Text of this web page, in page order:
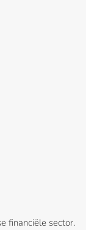
financiële sector.